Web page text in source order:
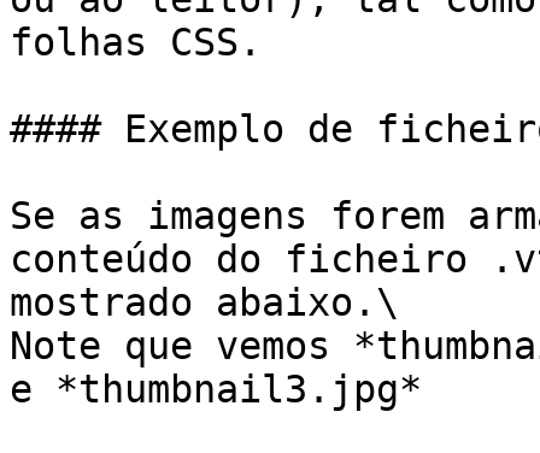
folhas CSS.
#### Exemplo de
Se as imagens forem
conteúdo do ficheiro
mostrado abaixo.\
Note que vemos
e *thumbnail3.jpg*